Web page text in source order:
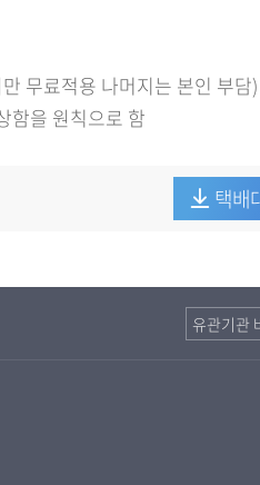
무료적용 나머지는 본인 부담)
함을 원칙으로 함
택배